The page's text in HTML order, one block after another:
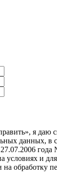
я даю
данных, в
условиях и
на обработку